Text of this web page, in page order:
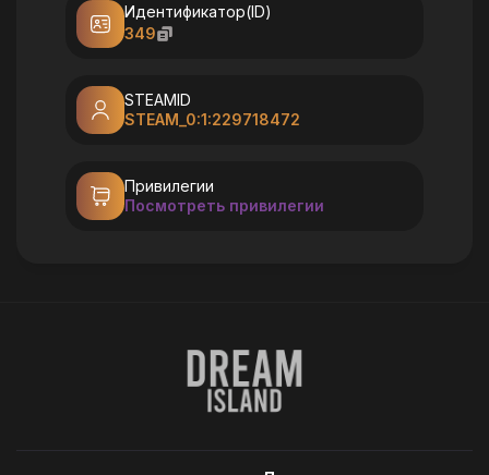
Идентификатор(ID)
349
STEAMID
STEAM_0:1:229718472
Привилегии
Посмотреть привилегии